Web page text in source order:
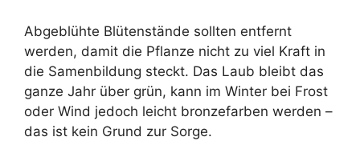
Abgeblühte Blütenstände sollten entfernt
werden, damit die Pflanze nicht zu viel Kraft in
die Samenbildung steckt. Das Laub bleibt das
ganze Jahr über grün, kann im Winter bei Frost
oder Wind jedoch leicht bronzefarben werden –
das ist kein Grund zur Sorge.